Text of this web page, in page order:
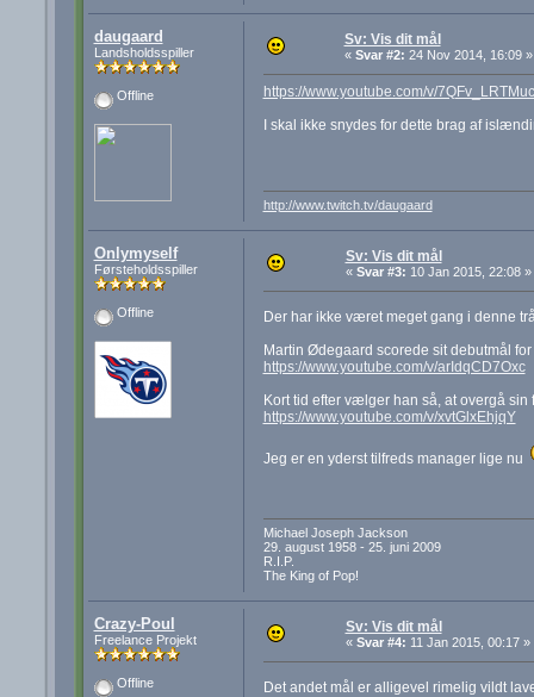
daugaard
Landsholdsspiller
Offline
Sv: Vis dit mål
« Svar #2: 24 Nov 2014, 16:09 »
https://www.youtube.com/v/
I skal ikke snydes for dette brag af
http://www.twitch.tv/daugaard
Onlymyself
Førsteholdsspiller
Offline
Sv: Vis dit mål
« Svar #3: 10 Jan 2015, 22:08 »
Der har ikke været meget gang i denne
Martin Ødegaard scorede sit debutmål
https://www.youtube.com/v/arIdqCD7Oxc
Kort tid efter vælger han så, at overgå
https://www.youtube.com/v/xvtGlxEhjqY
Jeg er en yderst tilfreds manager lige nu
Michael Joseph Jackson
29. august 1958 - 25. juni 2009
R.I.P.
The King of Pop!
Crazy-Poul
Freelance Projekt
Offline
Sv: Vis dit mål
« Svar #4: 11 Jan 2015, 00:17 »
Det andet mål er alligevel rimelig vildt